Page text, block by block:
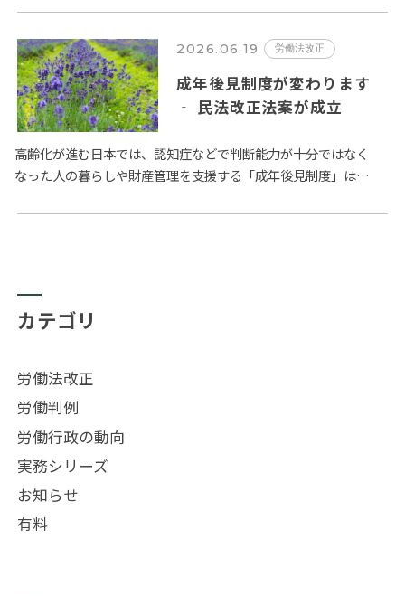
…
2026.06.19 労働法改正
成年後見制度が変わります
‐ 民法改正法案が成立
高齢化が進む日本では、認知症などで判断能力が十分ではなく
なった人の暮らしや財産管理を支援する「成年後見制度」は
制度についてい…
カテゴリ
労働法改正
労働判例
労働行政の動向
実務シリーズ
お知らせ
有料